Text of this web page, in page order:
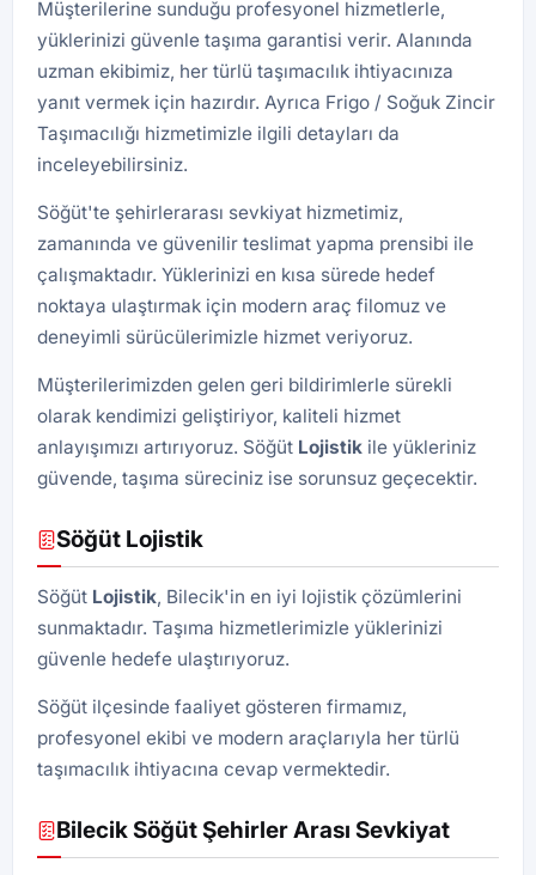
Müşterilerine sunduğu profesyonel hizmetlerle,
yüklerinizi güvenle taşıma garantisi verir. Alanında
uzman ekibimiz, her türlü taşımacılık ihtiyacınıza
yanıt vermek için hazırdır. Ayrıca Frigo / Soğuk Zincir
Taşımacılığı hizmetimizle ilgili detayları da
inceleyebilirsiniz.
Söğüt'te şehirlerarası sevkiyat hizmetimiz,
zamanında ve güvenilir teslimat yapma prensibi ile
çalışmaktadır. Yüklerinizi en kısa sürede hedef
noktaya ulaştırmak için modern araç filomuz ve
deneyimli sürücülerimizle hizmet veriyoruz.
Müşterilerimizden gelen geri bildirimlerle sürekli
olarak kendimizi geliştiriyor, kaliteli hizmet
anlayışımızı artırıyoruz. Söğüt Lojistik ile yükleriniz
güvende, taşıma süreciniz ise sorunsuz geçecektir.
Söğüt Lojistik
Söğüt Lojistik, Bilecik'in en iyi lojistik çözümlerini
sunmaktadır. Taşıma hizmetlerimizle yüklerinizi
güvenle hedefe ulaştırıyoruz.
Söğüt ilçesinde faaliyet gösteren firmamız,
profesyonel ekibi ve modern araçlarıyla her türlü
taşımacılık ihtiyacına cevap vermektedir.
Bilecik Söğüt Şehirler Arası Sevkiyat